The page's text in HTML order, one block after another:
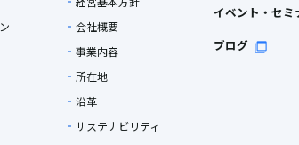
会社概要
事業内容
所在地
沿革
サステナビリティ
イベント・セミ
ブログ